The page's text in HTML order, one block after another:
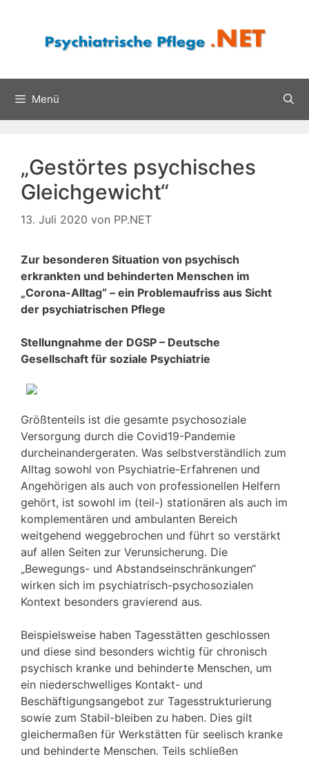
Menü
„Gestörtes psychisches
Gleichgewicht“
13. Juli 2020 von PP.NET
Zur besonderen Situation von psychisch
erkrankten und behinderten Menschen im
„Corona-Alltag“ – ein Problemaufriss aus Sicht
der psychiatrischen Pflege
Stellungnahme der DGSP – Deutsche
Gesellschaft für soziale Psychiatrie
Größtenteils ist die gesamte psychosoziale
Versorgung durch die Covid19-Pandemie
durcheinandergeraten. Was selbstverständlich zum
Alltag sowohl von Psychiatrie-Erfahrenen und
Angehörigen als auch von professionellen Helfern
gehört, ist sowohl im (teil-) stationären als auch im
komplementären und ambulanten Bereich
weitgehend weggebrochen und führt so verstärkt
auf allen Seiten zur Verunsicherung. Die
„Bewegungs- und Abstandseinschränkungen“
wirken sich im psychiatrisch-psychosozialen
Kontext besonders gravierend aus.
Beispielsweise haben Tagesstätten geschlossen
und diese sind besonders wichtig für chronisch
psychisch kranke und behinderte Menschen, um
ein niederschwelliges Kontakt- und
Beschäftigungsangebot zur Tagesstrukturierung
sowie zum Stabil-bleiben zu haben. Dies gilt
gleichermaßen für Werkstätten für seelisch kranke
und behinderte Menschen. Teils schließen